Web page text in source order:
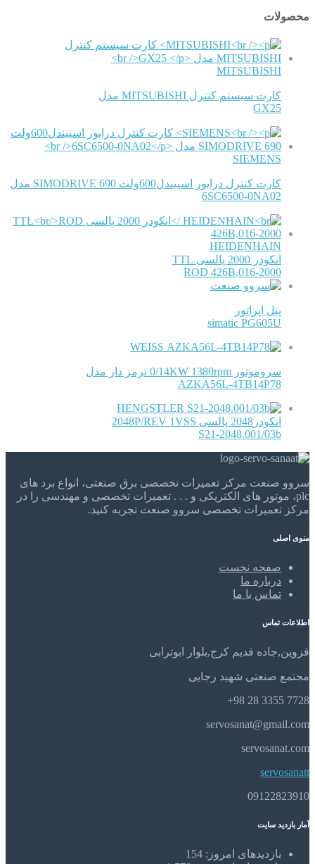
محصولات
MITSUBISHI
کارت سیستم کنترل MITSUBISHI مدل
GX25
SIEMENS
کارت کنترل درایور اسپیندل600ولت SIMODRIVE 690 مدل
6SC6500-0NA02
HEIDENHAIN
انکودر 2000 پالسی TTL
ROD 426B,016-2000
پنل اپراتور
simatic PG605U
WEISS
سروموتور 0/14KW 1380rpm ترمز دار مدل
AZKA56L-4TB14P78
HENGSTLER
انکودر2048 پالسی 2048P/REV 1VSS
S21-2048.001/03b
سروو صنعت مرکز تعمیرات تخصصی برق صنعتی، انواع برد های
plc، موتور های الکتریکی و . . . تعمیرات تخصصی و مهندسی را در
مرکز تعمیرات تخصصی سروو صنعت تجربه کنید.
منوی اصلی
صفحه نخست
درباره ما
تماس با ما
اطلاعات تماس
قزوین,جاده قدیم کرج,بلوار ابوترابی
مجتمع صنعتی شهید رجایی
7728 3355 28 98+
servosanat@gmail.com
servosanat.com
servosanatt
09122823910
آمار بازدید سایت
بازدیدهای امروز: 154